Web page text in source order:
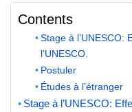
Contents
Stage à l’UNESCO:
l’UNESCO.
Postuler
Études à l’étranger
Stage à l’UNESCO: